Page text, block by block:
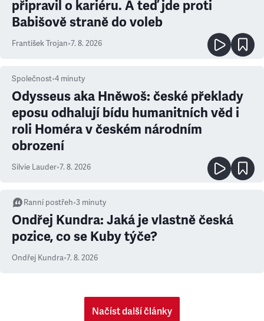
připravil o kariéru. A teď jde proti
Babišově straně do voleb
František Trojan•7. 8. 2026
Společnost•4 minuty
Odysseus aka Hněwoš: české překlady
eposu odhalují bídu humanitních věd i
roli Homéra v českém národním
obrození
Silvie Lauder•7. 8. 2026
Ranní postřeh•3 minuty
Ondřej Kundra: Jaká je vlastně česká
pozice, co se Kuby týče?
Ondřej Kundra•7. 8. 2026
Načíst další články